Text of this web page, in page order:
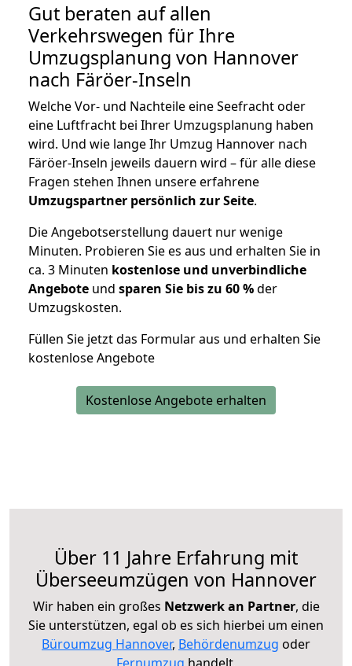
Gut beraten auf allen
Verkehrswegen für Ihre
Umzugsplanung von Hannover
nach Färöer-Inseln
Welche Vor- und Nachteile eine Seefracht oder
eine Luftfracht bei Ihrer Umzugsplanung haben
wird. Und wie lange Ihr Umzug Hannover nach
Färöer-Inseln jeweils dauern wird – für alle diese
Fragen stehen Ihnen unsere erfahrene
Umzugspartner persönlich zur Seite.
Die Angebotserstellung dauert nur wenige
Minuten. Probieren Sie es aus und erhalten Sie in
ca. 3 Minuten kostenlose und unverbindliche
Angebote und sparen Sie bis zu 60 %der
Umzugskosten.
Füllen Sie jetzt das Formular aus und erhalten Sie
kostenlose Angebote
Kostenlose Angebote erhalten
Über 11 Jahre Erfahrung mit
Überseeumzügen von Hannover
Wir haben ein großes Netzwerk an Partner, die
Sie unterstützen, egal ob es sich hierbei um einen
Büroumzug Hannover, Behördenumzug oder